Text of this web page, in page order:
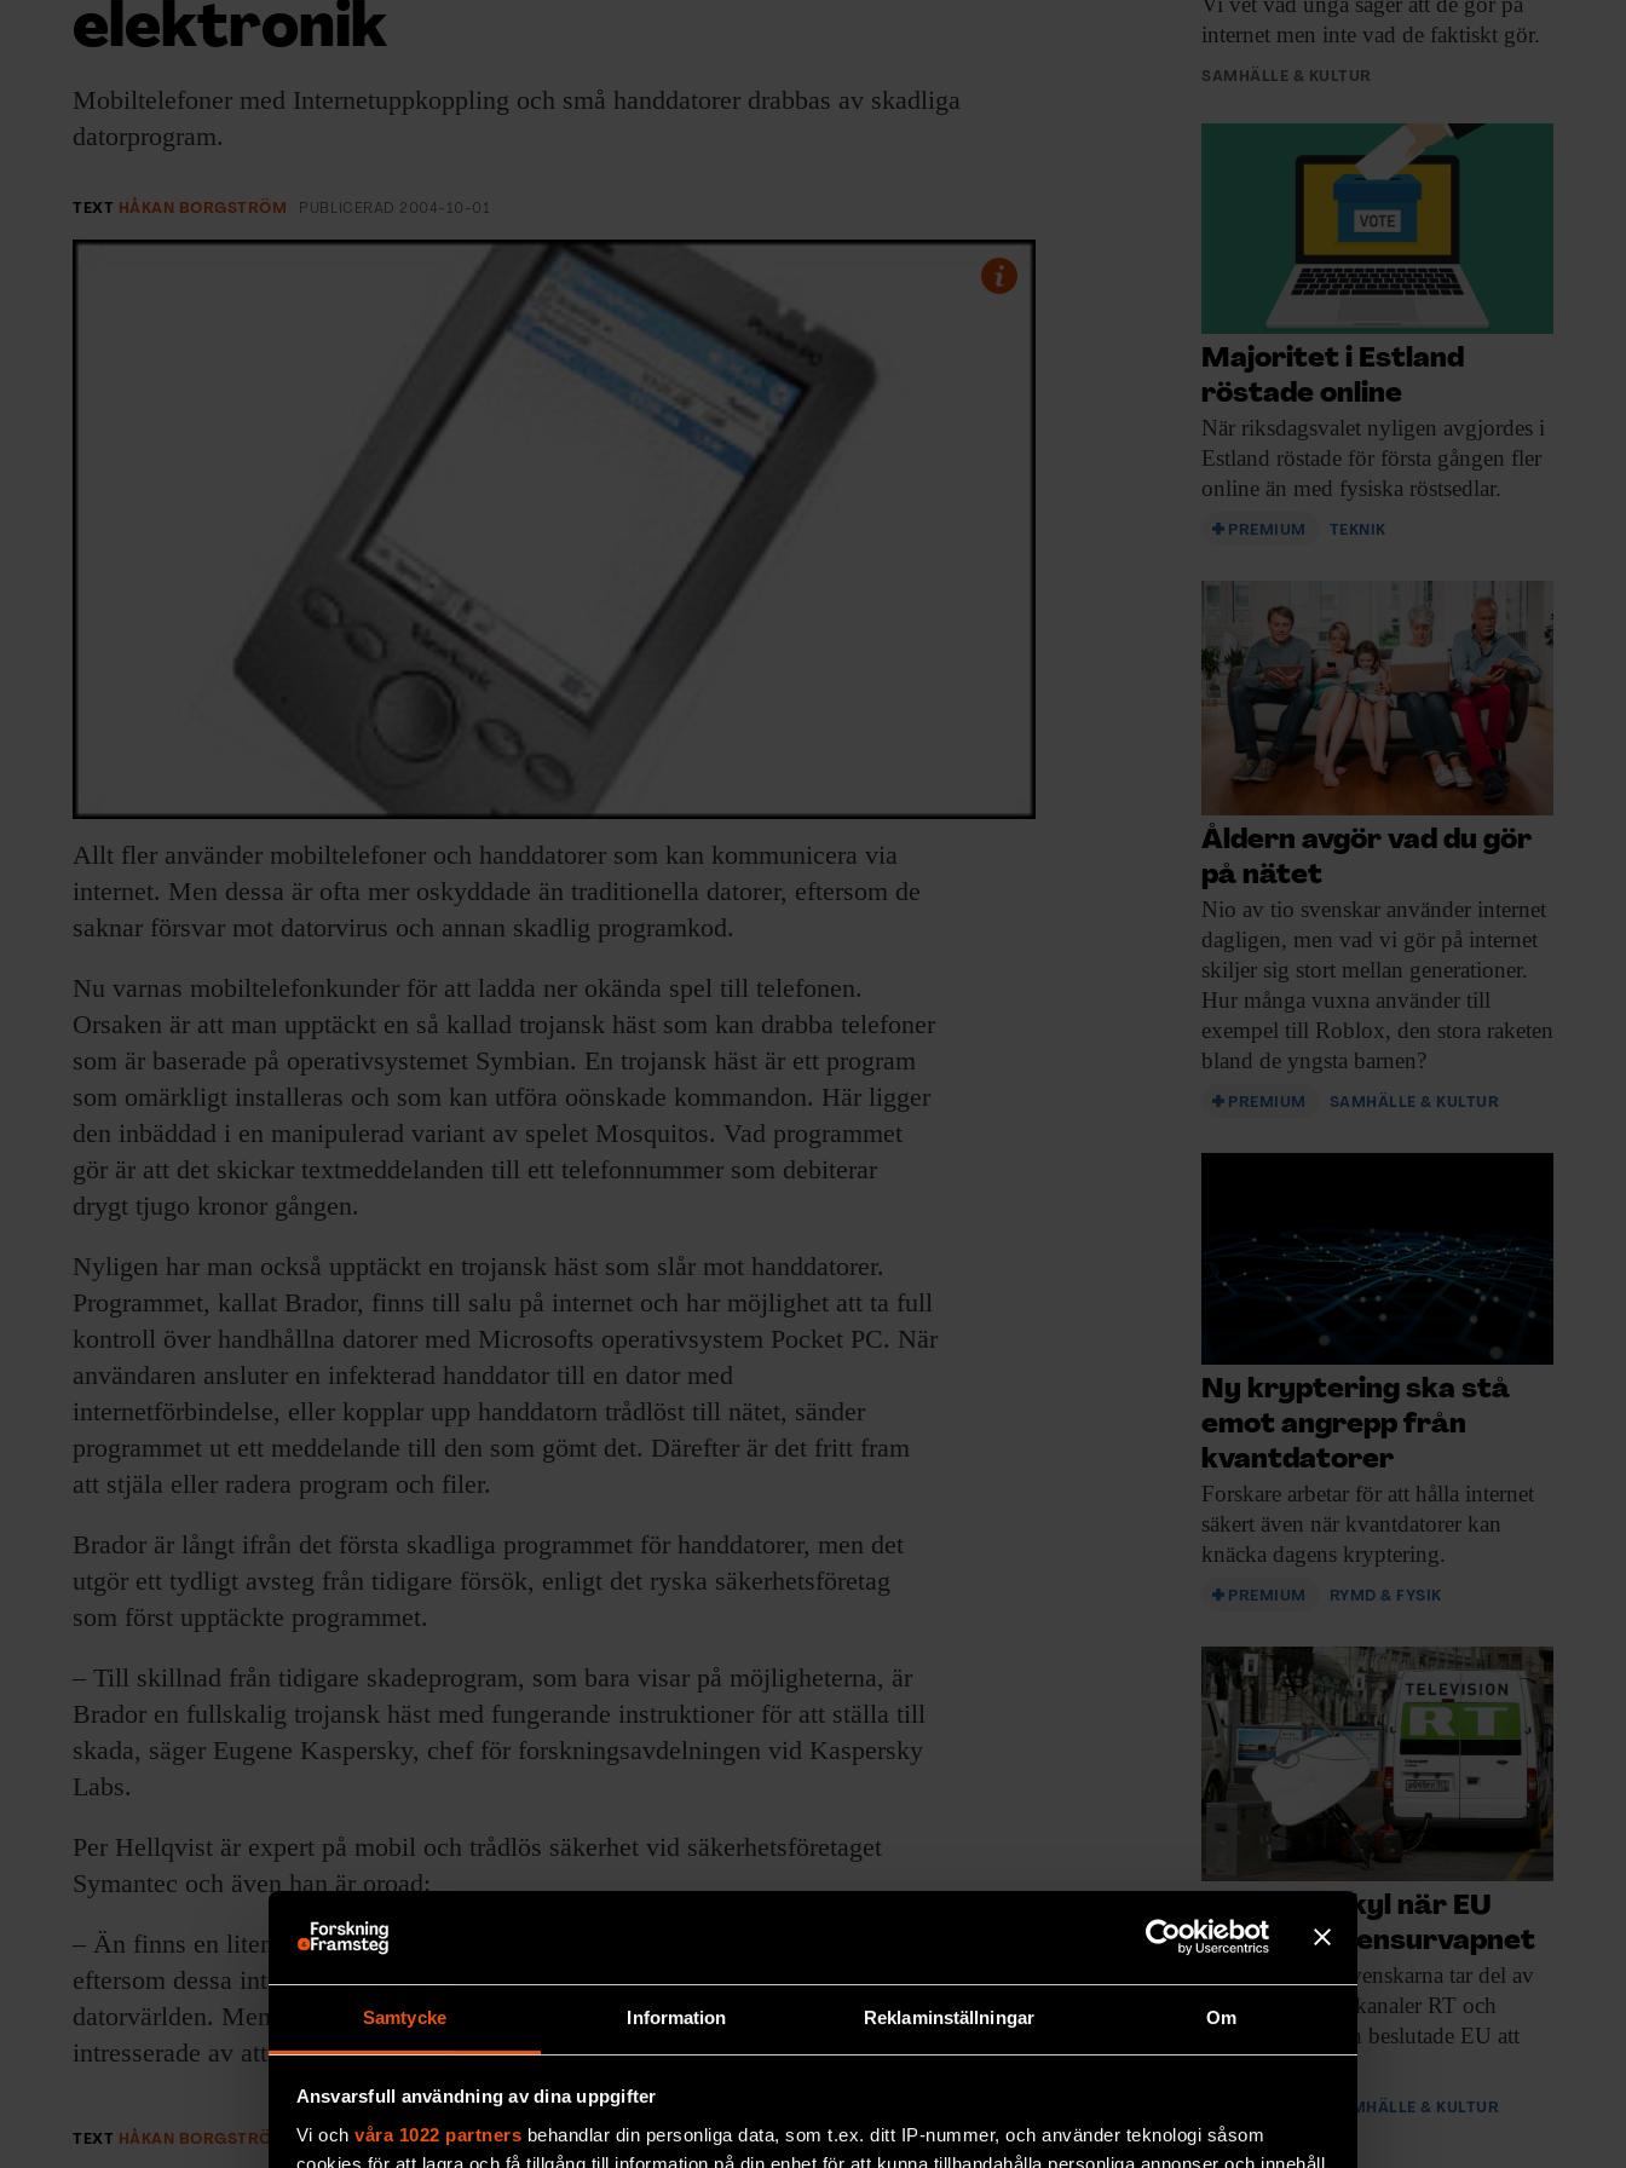
Samtycke Information Reklaminställningar Om
Ansvarsfull användning av dina uppgifter
Vi och våra 1022 partners behandlar din personliga data, som t.ex. ditt IP-nummer, och använder teknologi såsom
cookies för att lagra och få tillgång till information på din enhet för att kunna tillhandahålla personliga annonser och innehåll,
EVENEMANG & RESOR
SHOP
KONTAKTA F&F
SKRIV I F&F
elektronik
Mobiltelefoner med Internetuppkoppling och små handdatorer drabbas av skadliga
datorprogram.
TEXT HÅKAN BORGSTRÖM PUBLICERAD 2004-10-01
Allt fler använder mobiltelefoner och handdatorer som kan kommunicera via
internet. Men dessa är ofta mer oskyddade än traditionella datorer, eftersom de
saknar försvar mot datorvirus och annan skadlig programkod.
Nu varnas mobiltelefonkunder för att ladda ner okända spel till telefonen.
Orsaken är att man upptäckt en så kallad trojansk häst som kan drabba telefoner
som är baserade på operativsystemet Symbian. En trojansk häst är ett program
som omärkligt installeras och som kan utföra oönskade kommandon. Här ligger
den inbäddad i en manipulerad variant av spelet Mosquitos. Vad programmet
gör är att det skickar textmeddelanden till ett telefonnummer som debiterar
drygt tjugo kronor gången.
Nyligen har man också upptäckt en trojansk häst som slår mot handdatorer.
Programmet, kallat Brador, finns till salu på internet och har möjlighet att ta full
kontroll över handhållna datorer med Microsofts operativsystem Pocket PC. När
användaren ansluter en infekterad handdator till en dator med
internetförbindelse, eller kopplar upp handdatorn trådlöst till nätet, sänder
programmet ut ett meddelande till den som gömt det. Därefter är det fritt fram
att stjäla eller radera program och filer.
Brador är långt ifrån det första skadliga programmet för handdatorer, men det
utgör ett tydligt avsteg från tidigare försök, enligt det ryska säkerhetsföretag
som först upptäckte programmet.
– Till skillnad från tidigare skadeprogram, som bara visar på möjligheterna, är
Brador en fullskalig trojansk häst med fungerande instruktioner för att ställa till
skada, säger Eugene Kaspersky, chef för forskningsavdelningen vid Kaspersky
Labs.
Per Hellqvist är expert på mobil och trådlös säkerhet vid säkerhetsföretaget
Symantec och även han är oroad:
– Än finns en liten tidsfrist för angreppen mot mobiltelefoner och handdatorer
eftersom dessa inte har någon gemensam plattform, som Windows inom
datorvärlden. Men dessa första skadeprogram visar att virustillverkarna är
intresserade av att angripa ny trådlös elektronik.
TEXT HÅKAN BORGSTRÖM PUBLICERAD 2004-10-01
internet men inte vad de faktiskt gör.
SAMHÄLLE & KULTUR
Majoritet i Estland
röstade online
När riksdagsvalet nyligen avgjordes i
Estland röstade för första gången fler
online än med fysiska röstsedlar.
PREMIUM TEKNIK
Åldern avgör vad du gör
på nätet
Nio av tio svenskar använder internet
dagligen, men vad vi gör på internet
skiljer sig stort mellan generationer.
Hur många vuxna använder till
exempel till Roblox, den stora raketen
bland de yngsta barnen?
PREMIUM SAMHÄLLE & KULTUR
Ny kryptering ska stå
emot angrepp från
kvantdatorer
Forskare arbetar för att hålla internet
säkert även när kvantdatorer kan
knäcka dagens kryptering.
PREMIUM RYMD & FYSIK
Risk för rekyl när EU
använder censurvapnet
svenskarna tar del av
Rysslands mediekanaler RT och
Sputnik. Nyligen beslutade EU att
SAMHÄLLE & KULTUR